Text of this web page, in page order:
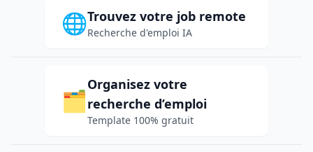
🌐Trouvez votre job remote
Recherche d'emploi IA
🗂️
Organisez votre
recherche d’emploi
Template 100% gratuit